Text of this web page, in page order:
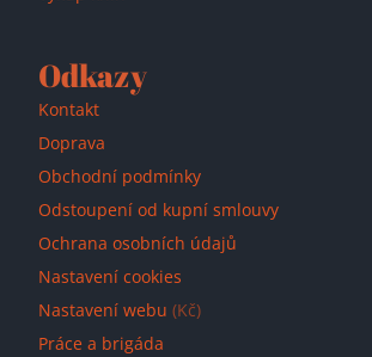
Odkazy
Kontakt
Doprava
Obchodní podmínky
Odstoupení od kupní smlouvy
Ochrana osobních údajů
Nastavení cookies
Nastavení webu (Kč)
Práce a brigáda